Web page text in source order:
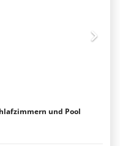
und Pool